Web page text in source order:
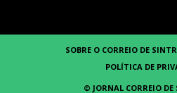
SOBRE O CORREIO DE
POLÍTICA DE
© JORNAL CORREIO